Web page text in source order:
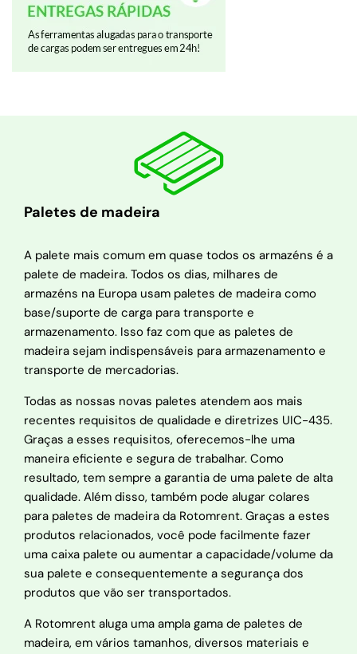
Paletes de madeira
A palete mais comum em quase todos os armazéns é a
palete de madeira. Todos os dias, milhares de
armazéns na Europa usam paletes de madeira como
base/suporte de carga para transporte e
armazenamento. Isso faz com que as paletes de
madeira sejam indispensáveis para armazenamento e
transporte de mercadorias.
Todas as nossas novas paletes atendem aos mais
recentes requisitos de qualidade e diretrizes UIC-435.
Graças a esses requisitos, oferecemos-lhe uma
maneira eficiente e segura de trabalhar. Como
resultado, tem sempre a garantia de uma palete de alta
qualidade. Além disso, também pode alugar colares
para paletes de madeira da Rotomrent. Graças a estes
produtos relacionados, você pode facilmente fazer
uma caixa palete ou aumentar a capacidade/volume da
sua palete e consequentemente a segurança dos
produtos que vão ser transportados.
A Rotomrent aluga uma ampla gama de paletes de
madeira, em vários tamanhos, diversos materiais e